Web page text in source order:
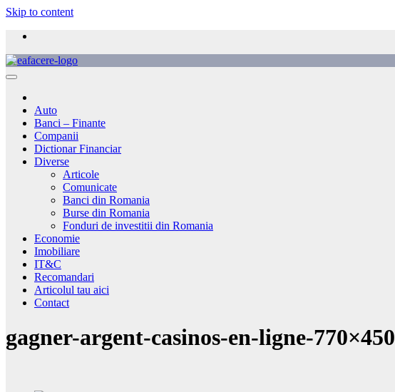
Skip to content
Auto
Banci – Finante
Companii
Dictionar Financiar
Diverse
Articole
Comunicate
Banci din Romania
Burse din Romania
Fonduri de investitii din Romania
Economie
Imobiliare
IT&C
Recomandari
Articolul tau aici
Contact
gagner-argent-casinos-en-ligne-770×450